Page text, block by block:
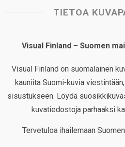
TIETOA
Visual Finland – Suomen
Visual Finland on suomalainen
kauniita Suomi-kuvia
sisustukseen. Löydä
kuvatiedostoja parhaaksi
Tervetuloa ihailemaan